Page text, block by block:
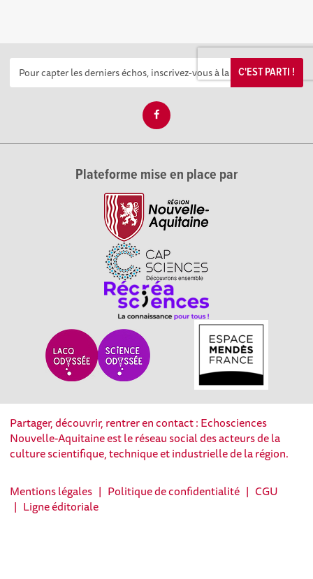
C'EST PARTI !
Plateforme mise en place par
Partager, découvrir, rentrer en contact : Echosciences
Nouvelle-Aquitaine est le réseau social des acteurs de la
culture scientifique, technique et industrielle de la région.
Mentions légales | Politique de confidentialité | CGU
| Ligne éditoriale